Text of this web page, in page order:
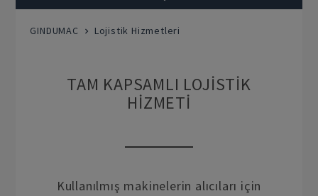
GINDUMAC Lojistik Hizmetleri
TAM KAPSAMLI LOJISTIK
HIZMETI
Kullanılmış makinelerin alıcıları için